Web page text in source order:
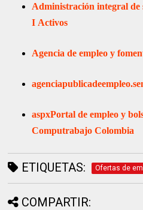
Administración integral de
I Activos
Agencia de empleo y
aspxPortal de empleo y
Computrabajo Colombia
ETIQUETAS: Ofertas de
COMPARTIR: